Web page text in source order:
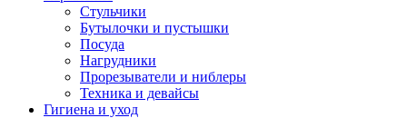
Стульчики
Бутылочки и пустышки
Посуда
Нагрудники
Прорезыватели и ниблеры
Техника и девайсы
Гигиена и уход